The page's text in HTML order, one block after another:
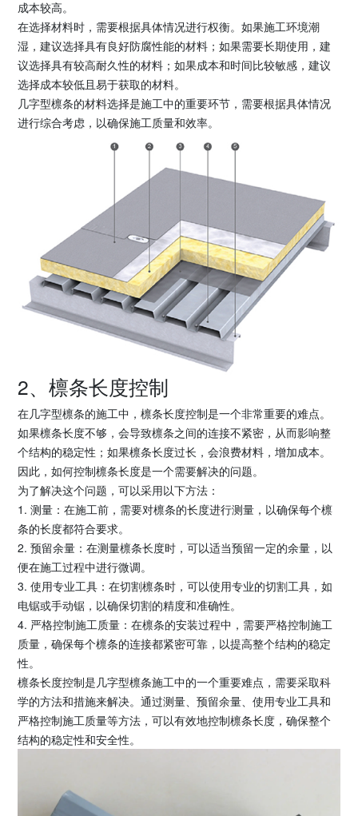
成本较高。
在选择材料时，需要根据具体情况进行权衡。如果施工环境潮
湿，建议选择具有良好防腐性能的材料；如果需要长期使用，建
议选择具有较高耐久性的材料；如果成本和时间比较敏感，建议
选择成本较低且易于获取的材料。
几字型檩条的材料选择是施工中的重要环节，需要根据具体情况
进行综合考虑，以确保施工质量和效率。
2、檩条长度控制
在几字型檩条的施工中，檩条长度控制是一个非常重要的难点。
如果檩条长度不够，会导致檩条之间的连接不紧密，从而影响整
个结构的稳定性；如果檩条长度过长，会浪费材料，增加成本。
因此，如何控制檩条长度是一个需要解决的问题。
为了解决这个问题，可以采用以下方法：
1. 测量：在施工前，需要对檩条的长度进行测量，以确保每个檩
条的长度都符合要求。
2. 预留余量：在测量檩条长度时，可以适当预留一定的余量，以
便在施工过程中进行微调。
3. 使用专业工具：在切割檩条时，可以使用专业的切割工具，如
电锯或手动锯，以确保切割的精度和准确性。
4. 严格控制施工质量：在檩条的安装过程中，需要严格控制施工
质量，确保每个檩条的连接都紧密可靠，以提高整个结构的稳定
性。
檩条长度控制是几字型檩条施工中的一个重要难点，需要采取科
学的方法和措施来解决。通过测量、预留余量、使用专业工具和
严格控制施工质量等方法，可以有效地控制檩条长度，确保整个
结构的稳定性和安全性。